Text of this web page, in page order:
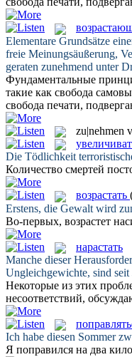
Elementare Grundsätze
freie Meinungsäußerung,
geraten zunehmend unter
Фундаментальные
такие как свобода
свобода печати,
zu|nehmen
Die Tödlichkeit
Количество смертей
возрастать
Erstens, die Gewalt wird
Во-первых, возрастет
нарастать
Manche dieser
Ungleichgewichte, sind
Некоторые из этих
несоответствий,
Ich habe diesen Sommer
Я поправился на два